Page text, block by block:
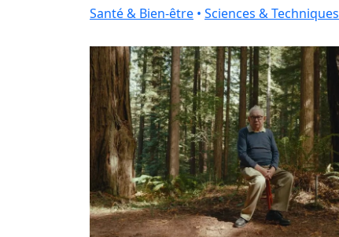
Santé & Bien-être • Sciences & Techniques